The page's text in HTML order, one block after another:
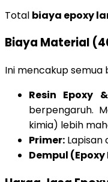
Total biaya epoxy
Biaya Material
Ini mencakup semua
Resin Epoxy
berpengaruh.
kimia) lebih
Primer: Lapisan
Dempul